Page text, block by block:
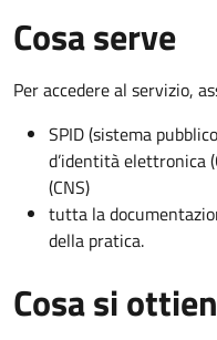
Cosa serve
Per accedere al servizio,
SPID (sistema
d’identità elettronica
(CNS)
tutta la
della pratica.
Cosa si